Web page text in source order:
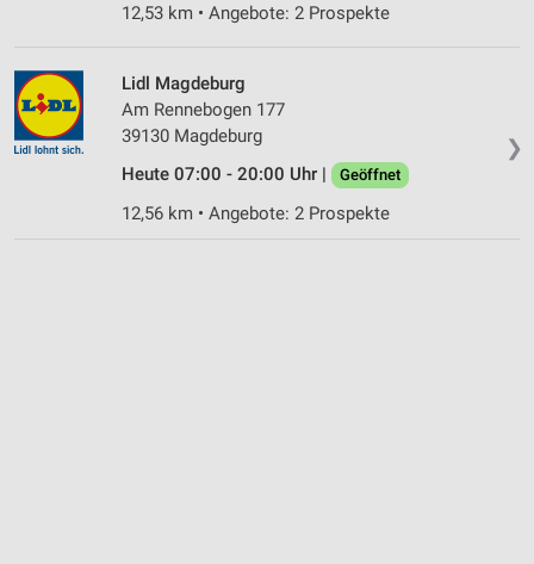
12,53 km • Angebote: 2 Prospekte
❯
Lidl Magdeburg
Am Rennebogen 177
39130 Magdeburg
Heute 07:00 - 20:00 Uhr |
Geöffnet
12,56 km • Angebote: 2 Prospekte